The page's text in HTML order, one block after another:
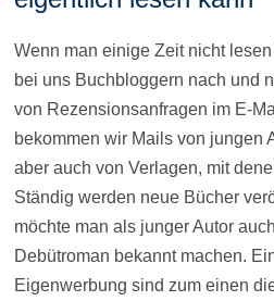
Wenn man einige Zeit nicht
bei uns Buchbloggern nach und
von Rezensionsanfragen im E-
bekommen wir Mails von jungen
aber auch von Verlagen, mit
Ständig werden neue Bücher
möchte man als junger Autor
Debütroman bekannt machen.
Eigenwerbung sind zum einen